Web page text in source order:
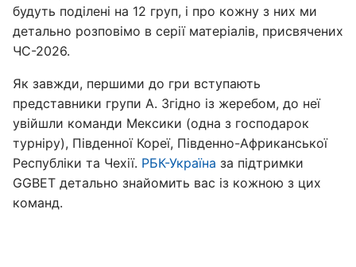
будуть поділені на 12 груп, і про кожну з них ми
детально розповімо в серії матеріалів, присвячених
ЧС-2026.
Як завжди, першими до гри вступають
представники групи А. Згідно із жеребом, до неї
увійшли команди Мексики (одна з господарок
турніру), Південної Кореї, Південно-Африканської
Республіки та Чехії. РБК-Україна за підтримки
GGBET детально знайомить вас із кожною з цих
команд.